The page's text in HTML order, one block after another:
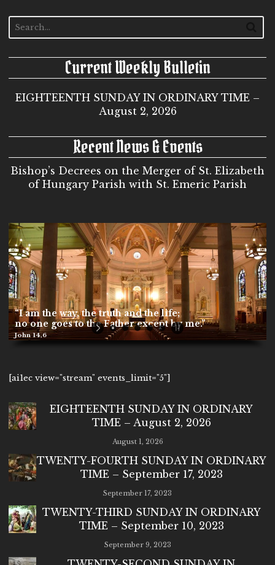
Current Weekly Bulletin
EIGHTEENTH SUNDAY IN ORDINARY TIME –
August 2, 2026
Recent News & Events
Bishop’s Decrees on the Merger of St. Elizabeth
of Hungary Parish with St. Emeric Parish
“I am the way, the truth and the life;
no one goes to the Father except by me.”
John 14,6
[ai1ec view="stream" events_limit="5"]
EIGHTEENTH SUNDAY IN ORDINARY
TIME – August 2, 2026
August 1, 2026
TWENTY-FOURTH SUNDAY IN ORDINARY
TIME – September 17, 2023
September 17, 2023
TWENTY-THIRD SUNDAY IN ORDINARY
TIME – September 10, 2023
September 9, 2023